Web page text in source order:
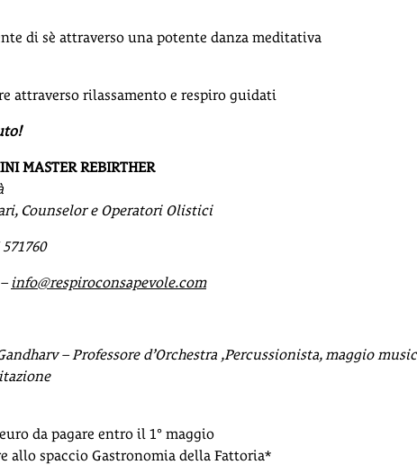
di sè attraverso una potente danza meditativa
attraverso rilassamento e respiro guidati
MASTER REBIRTHER
Counselor e Operatori Olistici
info@respiroconsapevole.com
– Professore d’Orchestra ,Percussionista, maggio
da pagare entro il 1° maggio
allo spaccio Gastronomia della Fattoria*